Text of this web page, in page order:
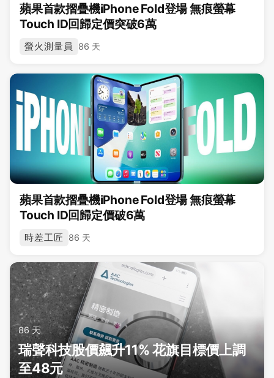
蘋果首款摺疊機iPhone Fold登場 無痕螢幕
Touch ID回歸定價突破6萬
螢火測量員 86 天
蘋果首款摺疊機iPhone Fold登場 無痕螢幕
Touch ID回歸定價破6萬
時差工匠 86 天
86 天
瑞聲科技股價飆升11% 花旗目標價上調
至48元